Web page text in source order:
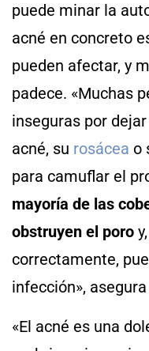
puede minar la
acné en concreto
pueden afectar, y
padece. «Muchas
inseguras por
acné, su rosácea o
para camuflar el
mayoría de las
obstruyen el poro
correctamente,
infección»,
«El acné es una